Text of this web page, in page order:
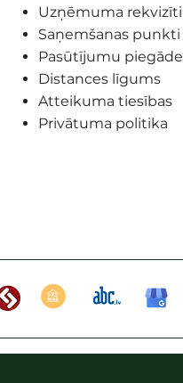
Uzņēmuma rekvizīti
Saņemšanas punkti
Pasūtījumu piegāde
Distances līgums
Atteikuma tiesības
Privātuma politika